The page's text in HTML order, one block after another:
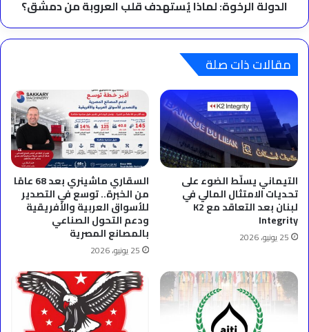
الدولة الرخوة: لماذا يُستهدف قلب العروبة من دمشق؟
مقالات ذات صلة
التيماني يسلّط الضوء على
تحديات الامتثال المالي في
لبنان بعد التعاقد مع K2
Integrity
25 يونيو، 2026
السقاري ماشينري بعد 68 عامًا
من الخبرة.. توسع في التصدير
للأسواق العربية والأفريقية
ودعم التحول الصناعي
بالمصانع المصرية
25 يونيو، 2026